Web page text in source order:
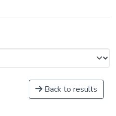
Back to results